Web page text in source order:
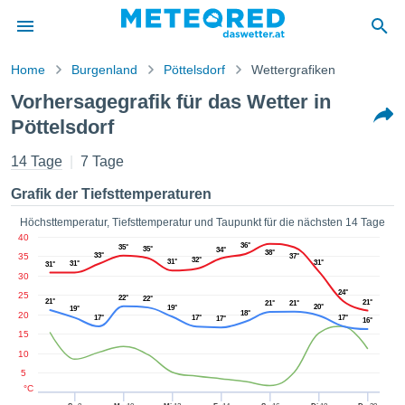
von
dass
von
diese
die
Optionen
digitale
Home Burgenland Pöttelsdorf Wettergrafiken
Vorhersagegrafik für das Wetter in
Pöttelsdorf
14 Tage 7 Tage
Grafik der Tiefsttemperaturen
Höchsttemperatur, Tiefsttemperatur und Taupunkt für die nächsten 14 Tage
5
10
15
20
25
30
35
40
°C
31° 31°
33°
35°
35°
31°
32°
34°
36°
38°
37°
31°
24°
21°
21°
19°
17°
22°
22°
19°
17°
17°
18°
21° 21°
20°
17°
16°